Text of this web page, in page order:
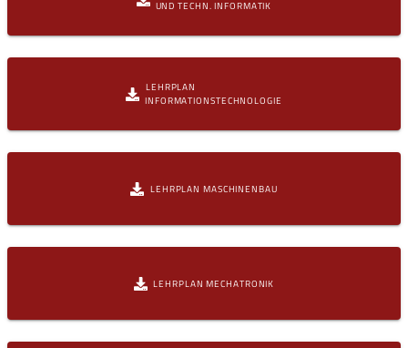
UND TECHN. INFORMATIK
LEHRPLAN
INFORMATIONSTECHNOLOGIE
LEHRPLAN MASCHINENBAU
LEHRPLAN MECHATRONIK